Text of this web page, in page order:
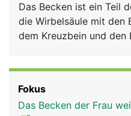
News
Rubriken
Das Becken ist ein Teil
die Wirbelsäule mit den
dem Kreuzbein und
oder Beckengürtel
und stabilen Ring wird
Fokus
Das Becken der Frau